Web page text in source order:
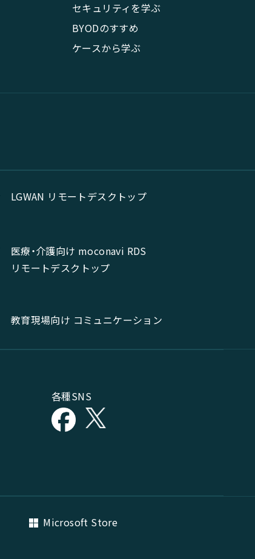
セキュリティを学ぶ
BYODのすすめ
ケースから学ぶ
LGWAN リモートデスクトップ
医療・介護向け moconavi RDS
リモートデスクトップ
教育現場向け コミュニケーション
各種SNS
Microsoft Store